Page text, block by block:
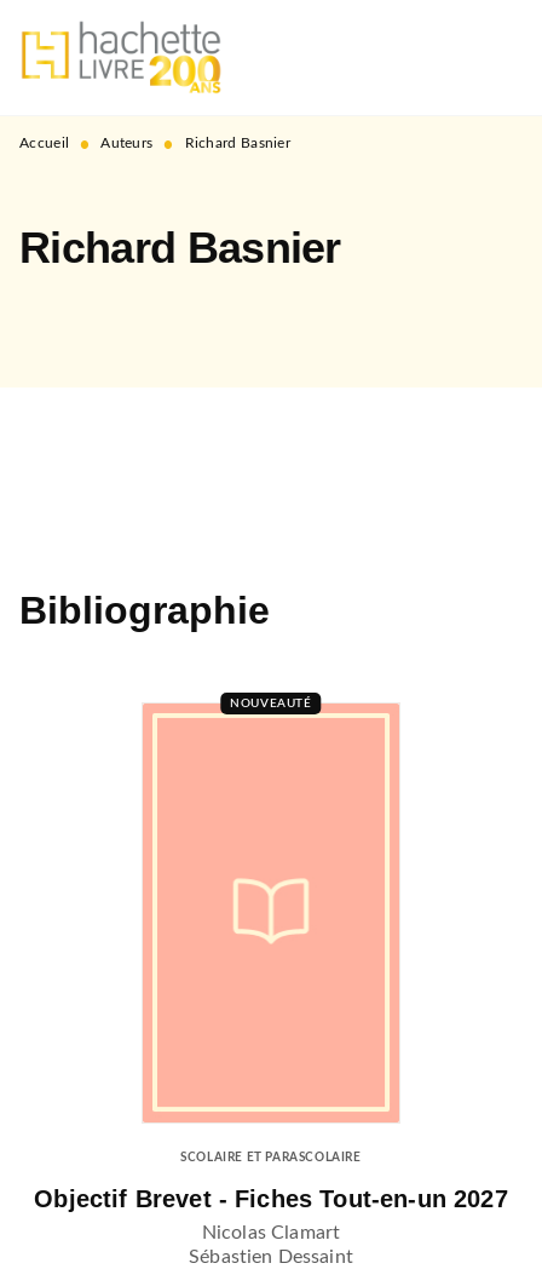
MENU RECHERCHE
PIED DE PAGE
Accueil • Auteurs • Richard Basnier
Richard Basnier
Bibliographie
NOUVEAUTÉ
SCOLAIRE ET PARASCOLAIRE
Objectif Brevet - Fiches Tout-en-un 2027
Nicolas Clamart
Sébastien Dessaint